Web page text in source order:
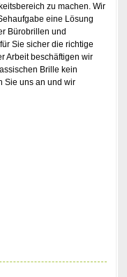
zu machen. Wir
eine Lösung
Bürobrillen und
Sie sicher die richtige
Arbeit beschäftigen wir
Brille kein
Sie uns an und wir